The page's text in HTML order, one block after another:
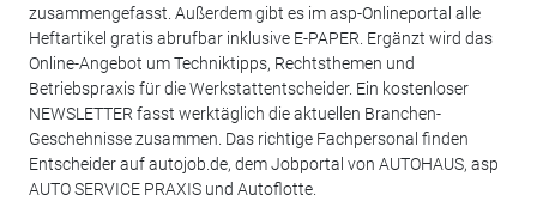
zusammengefasst. Außerdem gibt es im asp-Onlineportal alle
Heftartikel gratis abrufbar inklusive E-PAPER. Ergänzt wird das
Online-Angebot um Techniktipps, Rechtsthemen und
Betriebspraxis für die Werkstattentscheider. Ein kostenloser
NEWSLETTER fasst werktäglich die aktuellen Branchen-
Geschehnisse zusammen. Das richtige Fachpersonal finden
Entscheider auf autojob.de, dem Jobportal von AUTOHAUS, asp
AUTO SERVICE PRAXIS und Autoflotte.